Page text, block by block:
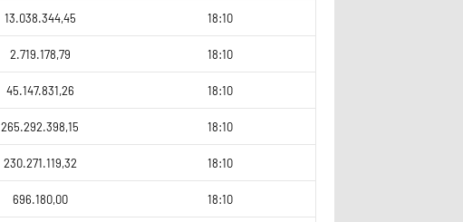
13.038.344,45 18:10
2.719.178,79 18:10
45.147.831,26 18:10
265.292.398,15 18:10
230.271.119,32 18:10
696.180,00 18:10